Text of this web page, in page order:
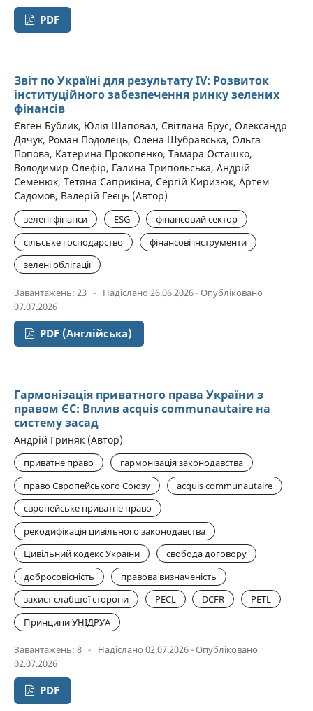
PDF
Звіт по Україні для результату IV: Розвиток
інституційного забезпечення ринку зелених
фінансів
Євген Бублик, Юлія Шаповал, Світлана Брус, Олександр
Дячук, Роман Подолець, Олена Шубравська, Ольга
Попова, Катерина Прокопенко, Тамара Осташко,
Володимир Олефір, Галина Трипольська, Андрій
Семенюк, Тетяна Саприкіна, Сергій Киризюк, Артем
Садомов, Валерій Геєць (Автор)
зелені фінанси ESG
фінансовий сектор
сільське господарство
фінансові інструменти
зелені облігації
Завантажень: 23 -
Надіслано 26.06.2026 - Опубліковано
07.07.2026
PDF (Англійська)
Гармонізація приватного права України з
правом ЄС: Вплив acquis communautaire на
систему засад
Андрій Гриняк (Автор)
приватне право
гармонізація законодавства
право Європейського Союзу
acquis communautaire
європейське приватне право
рекодифікація цивільного законодавства
Цивільний кодекс України
свобода договору
добросовісність
правова визначеність
захист слабшої сторони
PECL DCFR
PETL
Принципи УНІДРУА
Завантажень: 8 -
Надіслано 02.07.2026 - Опубліковано
02.07.2026
PDF